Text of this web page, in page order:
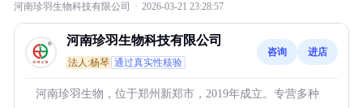
河南珍羽生物科技有限公司 · 2026-03-21 23:28:57
河南珍羽生物科技有限公司
法人:杨琴 通过真实性核验
咨询 进店
河南珍羽生物，位于郑州新郑市，2019年成立。专营多种